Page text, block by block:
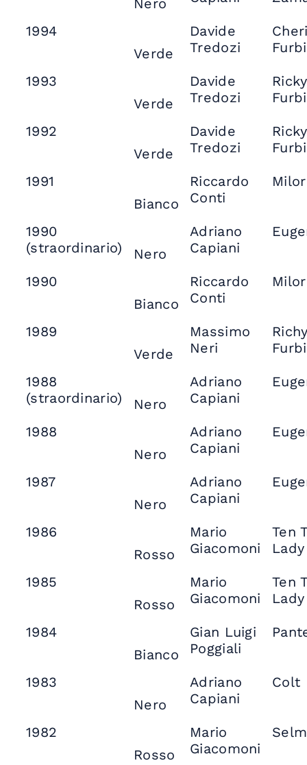
Nero
1994
Verde
Davide
Tredozi
1993
Verde
Davide
Tredozi
Ricky
1992
Verde
Davide
Tredozi
Ricky
1991
Bianco
Riccardo
Conti
1990
(straordinario)
Nero
Adriano
Capiani
1990
Bianco
Riccardo
Conti
1989
Verde
Massimo
Neri
1988
(straordinario)
Nero
Adriano
Capiani
1988
Nero
Adriano
Capiani
1987
Nero
Adriano
Capiani
1986
Rosso
Mario
Giacomoni
Ten
Lady
1985
Rosso
Mario
Giacomoni
Ten
Lady
1984
Bianco
Gian Luigi
Poggiali
1983
Nero
Adriano
Capiani
Colt
1982
Rosso
Mario
Giacomoni